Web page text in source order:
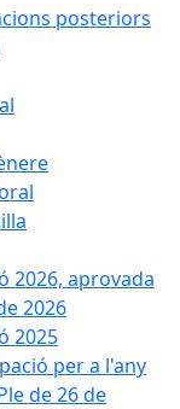
posteriors
2026, aprovada
2026
2025
per a l'any
de 26 de